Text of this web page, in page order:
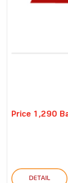
Price 1,290
DETAIL